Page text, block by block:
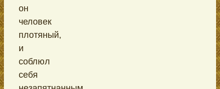
он
человек
плотяный,
и
соблюл
себя